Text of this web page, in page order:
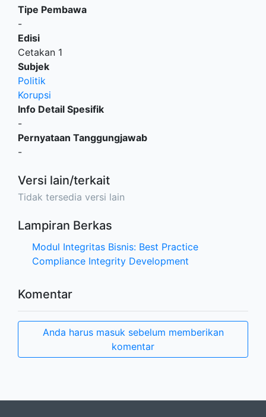
Tipe Pembawa
-
Edisi
Cetakan 1
Subjek
Politik
Korupsi
Info Detail Spesifik
-
Pernyataan Tanggungjawab
-
Versi lain/terkait
Tidak tersedia versi lain
Lampiran Berkas
Modul Integritas Bisnis: Best Practice
Compliance Integrity Development
Komentar
Anda harus masuk sebelum memberikan
komentar